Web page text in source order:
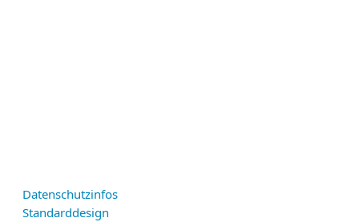
Datenschutzinfos
Standarddesign